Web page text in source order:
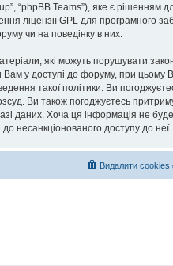
“phpBB Teams”), яке є рішенням
ліцензії GPL для програмного
чи на поведінку в них.
які можуть порушувати
Вам у доступі до форуму, при
такої політики. Ви
Ви також погоджуєтесь
даних. Хоча ця інформація не
до несанкціонованого доступу до неї.
Видалити